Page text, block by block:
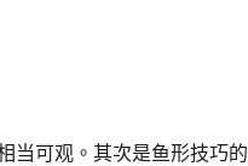
可观。其次是鱼形技巧